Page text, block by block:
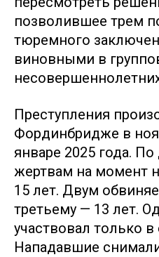
позволившее трем
тюремного
виновными в
Преступления
Фординбридже в
январе 2025 года.
жертвам на момент
15 лет. Двум
третьему — 13 лет.
участвовал только
Нападавшие